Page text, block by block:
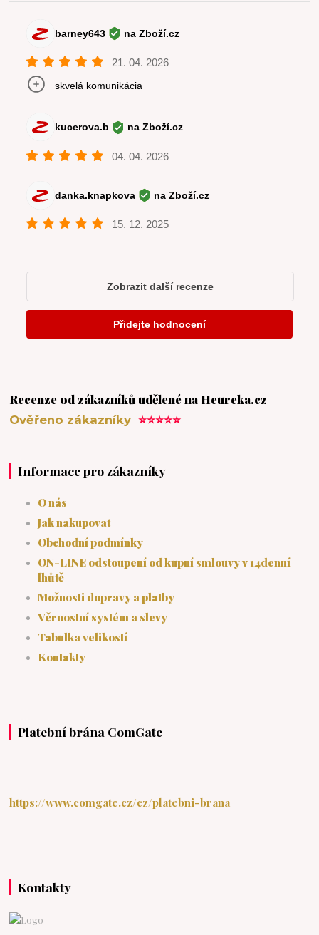
Recenze od zákazníků udělené na Heureka.cz
Ověřeno zákazníky⭐⭐⭐⭐⭐
Informace pro zákazníky
O nás
Jak nakupovat
Obchodní podmínky
ON-LINE odstoupení od kupní smlouvy v 14denní
lhůtě
Možnosti dopravy a platby
Věrnostní systém a slevy
Tabulka velikostí
Kontakty
Platební brána ComGate
https://www.comgate.cz/cz/platebni-brana
Kontakty